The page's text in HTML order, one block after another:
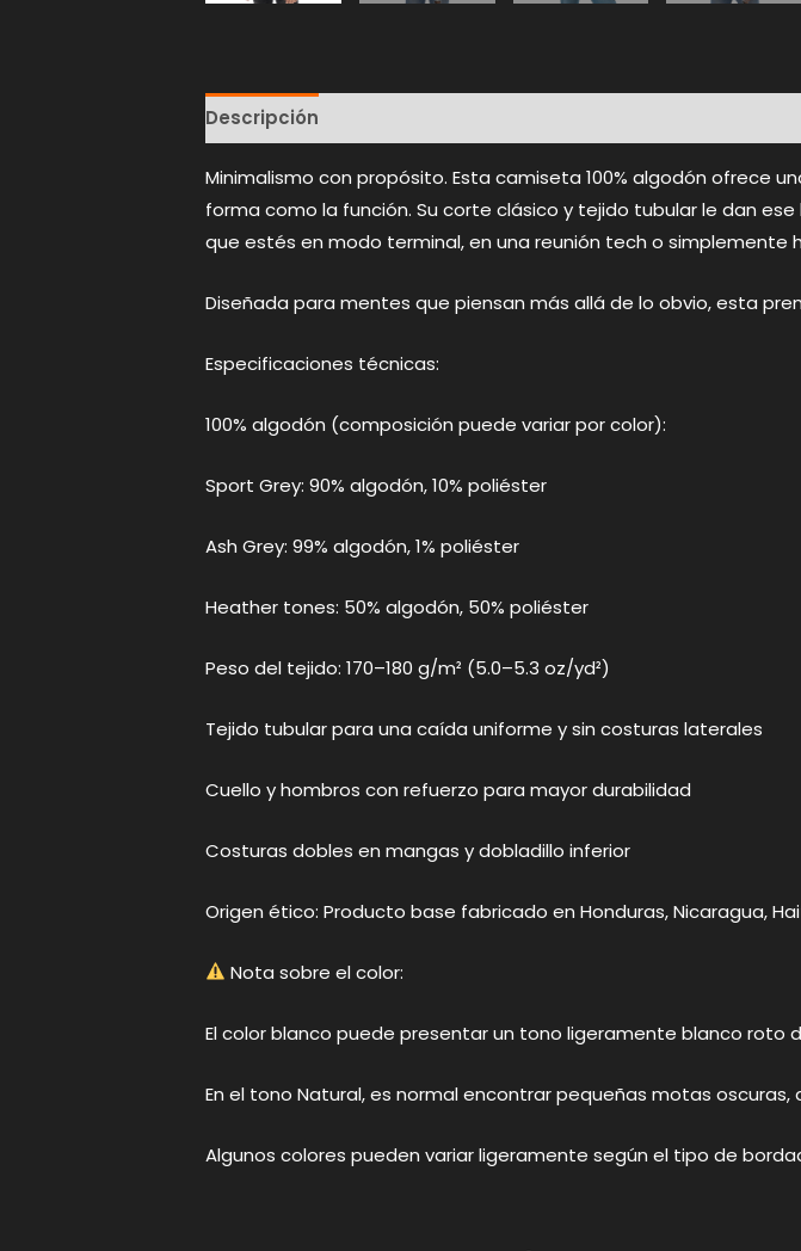
Descripción
Minimalismo con propósito. Esta camiseta 100% algodón ofrece
forma como la función. Su corte clásico y tejido tubular le dan
que estés en modo terminal, en una reunión tech o simplemente
Diseñada para mentes que piensan más allá de lo obvio, esta
Especificaciones técnicas:
100% algodón (composición puede variar por color):
Sport Grey: 90% algodón, 10% poliéster
Ash Grey: 99% algodón, 1% poliéster
Heather tones: 50% algodón, 50% poliéster
Peso del tejido: 170–180 g/m² (5.0–5.3 oz/yd²)
Tejido tubular para una caída uniforme y sin costuras laterales
Cuello y hombros con refuerzo para mayor durabilidad
Costuras dobles en mangas y dobladillo inferior
Origen ético: Producto base fabricado en Honduras, Nicaragua,
Nota sobre el color:
El color blanco puede presentar un tono ligeramente blanco roto
En el tono Natural, es normal encontrar pequeñas motas
Algunos colores pueden variar ligeramente según el tipo de